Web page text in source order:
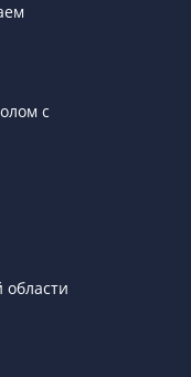
с
области